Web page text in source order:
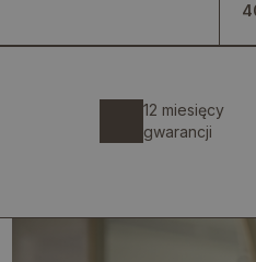
12 miesięcy
gwarancji